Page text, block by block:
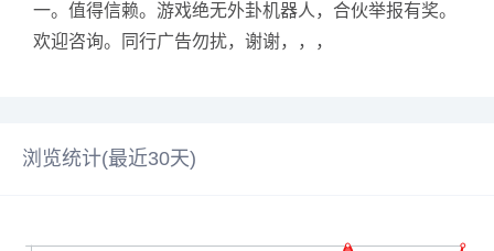
一。值得信赖。游戏绝无外卦机器人，合伙举报有奖。
欢迎咨询。同行广告勿扰，谢谢，，，
浏览统计(最近30天)